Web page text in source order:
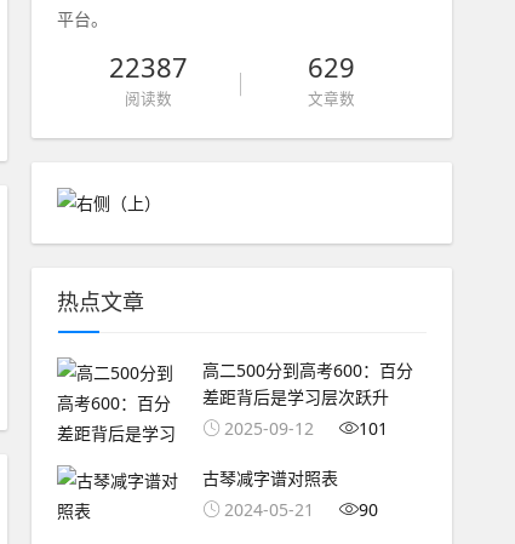
平台。
22387
阅读数
629
文章数
热点文章
高二500分到高考600：百分
差距背后是学习层次跃升
2025-09-12
101
古琴减字谱对照表
2024-05-21
90